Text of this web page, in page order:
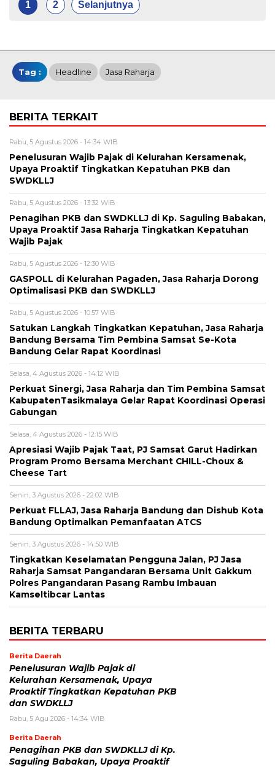
1 2 Selanjutnya
Tag : Headline Jasa Raharja
BERITA TERKAIT
Rabu, 5 Agustus 2026 - 14:34 WIB
Penelusuran Wajib Pajak di Kelurahan Kersamenak,
Upaya Proaktif Tingkatkan Kepatuhan PKB dan
SWDKLLJ
Rabu, 5 Agustus 2026 - 13:32 WIB
Penagihan PKB dan SWDKLLJ di Kp. Saguling Babakan,
Upaya Proaktif Jasa Raharja Tingkatkan Kepatuhan
Wajib Pajak
Rabu, 5 Agustus 2026 - 12:30 WIB
GASPOLL di Kelurahan Pagaden, Jasa Raharja Dorong
Optimalisasi PKB dan SWDKLLJ
Rabu, 5 Agustus 2026 - 10:57 WIB
Satukan Langkah Tingkatkan Kepatuhan, Jasa Raharja
Bandung Bersama Tim Pembina Samsat Se-Kota
Bandung Gelar Rapat Koordinasi
Selasa, 4 Agustus 2026 - 14:12 WIB
Perkuat Sinergi, Jasa Raharja dan Tim Pembina Samsat
KabupatenTasikmalaya Gelar Rapat Koordinasi Operasi
Gabungan
Selasa, 4 Agustus 2026 - 12:15 WIB
Apresiasi Wajib Pajak Taat, PJ Samsat Garut Hadirkan
Program Promo Bersama Merchant CHILL-Choux &
Cheese Tart
Senin, 3 Agustus 2026 - 22:02 WIB
Perkuat FLLAJ, Jasa Raharja Bandung dan Dishub Kota
Bandung Optimalkan Pemanfaatan ATCS
Senin, 3 Agustus 2026 - 14:50 WIB
Tingkatkan Keselamatan Pengguna Jalan, PJ Jasa
Raharja Samsat Pangandaran Bersama Unit Gakkum
Polres Pangandaran Pasang Rambu Imbauan
Kamseltibcar Lantas
BERITA TERBARU
Berita Daerah
Penelusuran Wajib Pajak di
Kelurahan Kersamenak, Upaya
Proaktif Tingkatkan Kepatuhan PKB
dan SWDKLLJ
Rabu, 5 Agu 2026 - 14:34 WIB
Berita Daerah
Penagihan PKB dan SWDKLLJ di Kp.
Saguling Babakan, Upaya Proaktif